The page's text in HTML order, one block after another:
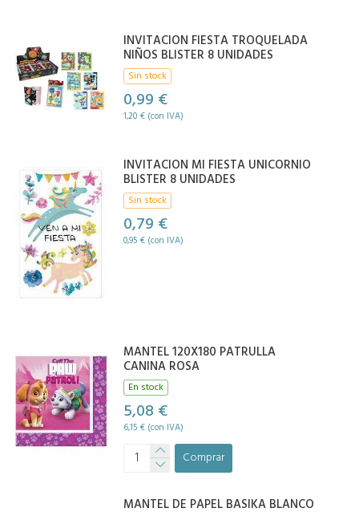
INVITACION FIESTA TROQUELADA
NIÑOS BLISTER 8 UNIDADES
Sin stock
0,99 €
1,20 € (con IVA)
INVITACION MI FIESTA UNICORNIO
BLISTER 8 UNIDADES
Sin stock
0,79 €
0,95 € (con IVA)
MANTEL 120X180 PATRULLA
CANINA ROSA
En stock
5,08 €
6,15 € (con IVA)
Comprar
MANTEL DE PAPEL BASIKA BLANCO